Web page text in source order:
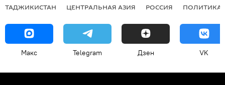
ТАДЖИКИСТАН ЦЕНТРАЛЬНАЯ АЗИЯ РОССИЯ ПОЛИТИКА
Макс Telegram Дзен VK